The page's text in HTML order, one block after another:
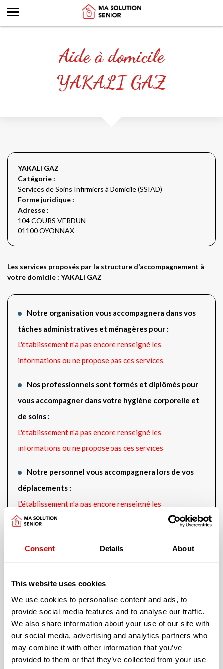
Consent Details About
This website uses cookies
We use cookies to personalise content and ads, to
provide social media features and to analyse our traffic.
We also share information about your use of our site with
our social media, advertising and analytics partners who
may combine it with other information that you’ve
provided to them or that they’ve collected from your use
Aide à domicile
YAKALI GAZ
YAKALI GAZ
Catégorie :
Services de Soins Infirmiers à Domicile (SSIAD)
Forme juridique :
Adresse :
104 COURS VERDUN
01100 OYONNAX
Les services proposés par la structure d’accompagnement à
votre domicile : YAKALI GAZ
Notre organisation vous accompagnera dans vos
tâches administratives et ménagères pour :
L'établissement n'a pas encore renseigné les
informations ou ne propose pas ces services
Nos professionnels sont formés et diplômés pour
vous accompagner dans votre hygiène corporelle et
de soins :
L'établissement n'a pas encore renseigné les
informations ou ne propose pas ces services
Notre personnel vous accompagnera lors de vos
déplacements :
L'établissement n'a pas encore renseigné les
informations ou ne propose pas ces services
L’établissement peut vous aider à bénéficier des
Spécificités :
L'établissement n'a pas encore renseigné les
informations ou ne propose pas ces services